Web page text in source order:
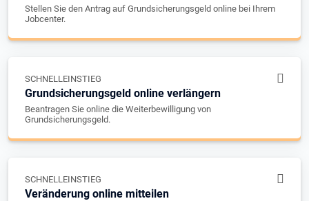
Stellen Sie den Antrag auf Grundsicherungsgeld online bei Ihrem
Jobcenter.
SCHNELLEINSTIEG
Grundsicherungsgeld online verlängern
Beantragen Sie online die Weiterbewilligung von
Grundsicherungsgeld.
SCHNELLEINSTIEG
Veränderung online mitteilen